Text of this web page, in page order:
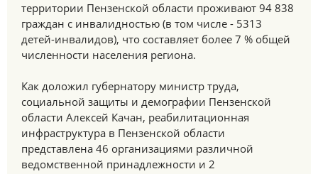
территории Пензенской области проживают 94 838
граждан с инвалидностью (в том числе - 5313
детей-инвалидов), что составляет более 7 % общей
численности населения региона.
Как доложил губернатору министр труда,
социальной защиты и демографии Пензенской
области Алексей Качан, реабилитационная
инфраструктура в Пензенской области
представлена 46 организациями различной
ведомственной принадлежности и 2